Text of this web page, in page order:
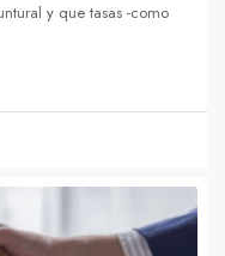
y que tasas -como